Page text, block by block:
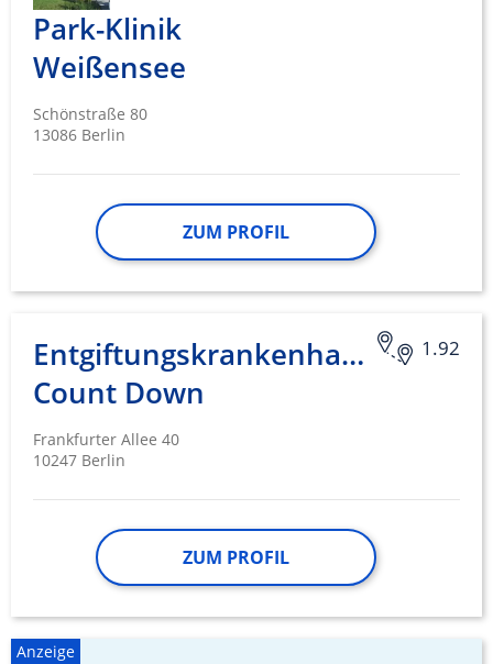
Park-Klinik
Weißensee
Schönstraße 80
13086 Berlin
ZUM PROFIL
1.92
Entgiftungskrankenhaus
Count Down
Frankfurter Allee 40
10247 Berlin
ZUM PROFIL
Anzeige